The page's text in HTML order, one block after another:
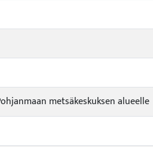
metsäkeskuksen alueelle